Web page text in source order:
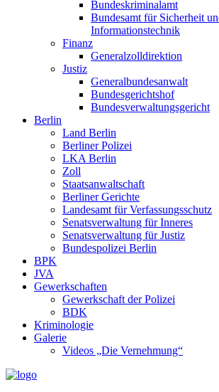
Bundeskriminalamt
Bundesamt für Sicherheit
Informationstechnik
Finanz
Generalzolldirektion
Justiz
Generalbundesanwalt
Bundesgerichtshof
Bundesverwaltungsgericht
Berlin
Land Berlin
Berliner Polizei
LKA Berlin
Zoll
Staatsanwaltschaft
Berliner Gerichte
Landesamt für Verfassungsschutz
Senatsverwaltung für Inneres
Senatsverwaltung für Justiz
Bundespolizei Berlin
BPK
JVA
Gewerkschaften
Gewerkschaft der Polizei
BDK
Kriminologie
Galerie
Videos „Die Vernehmung“